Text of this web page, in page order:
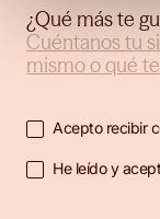
¿Qué más te
Acepto recibir
He leído y